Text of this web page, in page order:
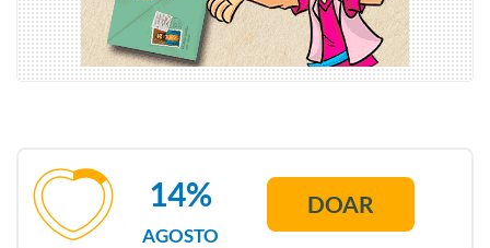
AGOSTO
14% DOAR